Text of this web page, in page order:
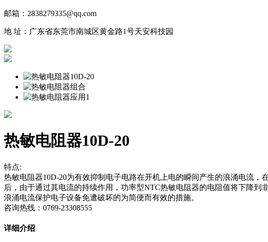
邮箱：2838279335@qq.com
地 址：广东省东莞市南城区黄金路1号天安科技园
热敏电阻器10D-20
特点:
热敏电阻器10D-20为有效抑制电子电路在开机上电的瞬间产生的浪涌电流
后，由于通过其电流的持续作用，功率型NTC热敏电阻器的电阻值将下降
浪涌电流保护电子设备免遭破坏的为简便而有效的措施。
咨询热线：0769-23308555
详细介绍